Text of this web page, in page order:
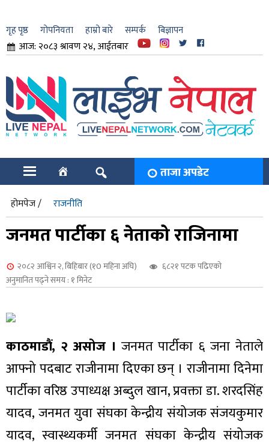
गृह पृष्ठ गोपनियता हाम्रो बारे सम्पर्क बिज्ञापन
आज: २०८३ श्रावण २४, आईतबार
ताजा अपडेट
होमपेज / राजनीति
जनमत पार्टीका ६ नेताको राजिनामा
२०८२ आश्विन २, बिहिबार (१0 महिना अघि)
६८२१ पटक पढिएको
अनुमानित पढ्ने समय : १ मिनेट
काठमाडौं, २ असोज । जनमत पार्टीका ६ जना नेताले
आफ्नो पदबाट राजीनामा दिएका छन् । राजीनामा दिनेमा
पार्टीका वरिष्ठ उपाध्यक्ष अब्दुल खान, प्रवक्ता डा. शरदसिंह
यादव, जनमत युवा संघका केन्द्रीय संयोजक संजयकुमार
यादव, स्वास्थ्यकर्मी जनमत संघका केन्द्रीय संयोजक